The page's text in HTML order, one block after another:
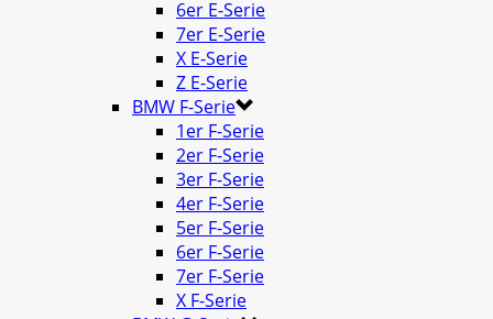
6er E-Serie
7er E-Serie
X E-Serie
Z E-Serie
BMW F-Serie
1er F-Serie
2er F-Serie
3er F-Serie
4er F-Serie
5er F-Serie
6er F-Serie
7er F-Serie
X F-Serie